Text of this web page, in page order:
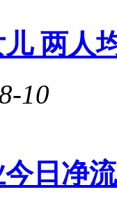
两人
10
日净